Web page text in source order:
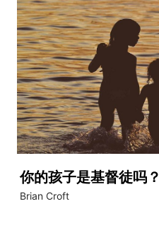
你的孩子是基督徒吗？
Brian Croft